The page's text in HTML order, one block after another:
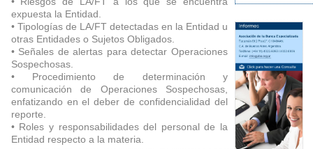
expuesta la Entidad.
• Tipologías de LA/FT detectadas en la Entidad u
otras Entidades o Sujetos Obligados.
• Señales de alertas para detectar Operaciones
Sospechosas.
• Procedimiento de determinación y
comunicación de Operaciones Sospechosas,
enfatizando en el deber de confidencialidad del
reporte.
• Roles y responsabilidades del personal de la
Entidad respecto a la materia.